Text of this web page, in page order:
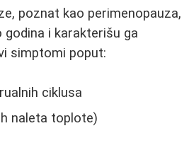
poznat kao perimenopauza,
i karakterišu ga
simptomi poput:
ciklusa
naleta toplote)